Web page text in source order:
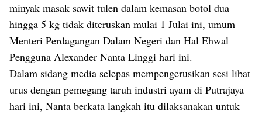
minyak masak sawit tulen dalam kemasan botol dua
hingga 5 kg tidak diteruskan mulai 1 Julai ini, umum
Menteri Perdagangan Dalam Negeri dan Hal Ehwal
Pengguna Alexander Nanta Linggi hari ini.
Dalam sidang media selepas mempengerusikan sesi libat
urus dengan pemegang taruh industri ayam di Putrajaya
hari ini, Nanta berkata langkah itu dilaksanakan untuk